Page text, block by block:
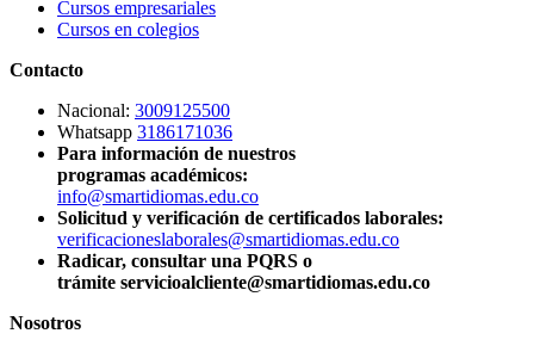
Cursos empresariales
Cursos en colegios
Contacto
Nacional: 3009125500
Whatsapp 3186171036
Para información de nuestros
programas académicos:
info@smartidiomas.edu.co
Solicitud y verificación de certificados laborales:
verificacioneslaborales@smartidiomas.edu.co
Radicar, consultar una PQRS o
trámite servicioalcliente@smartidiomas.edu.co
Nosotros